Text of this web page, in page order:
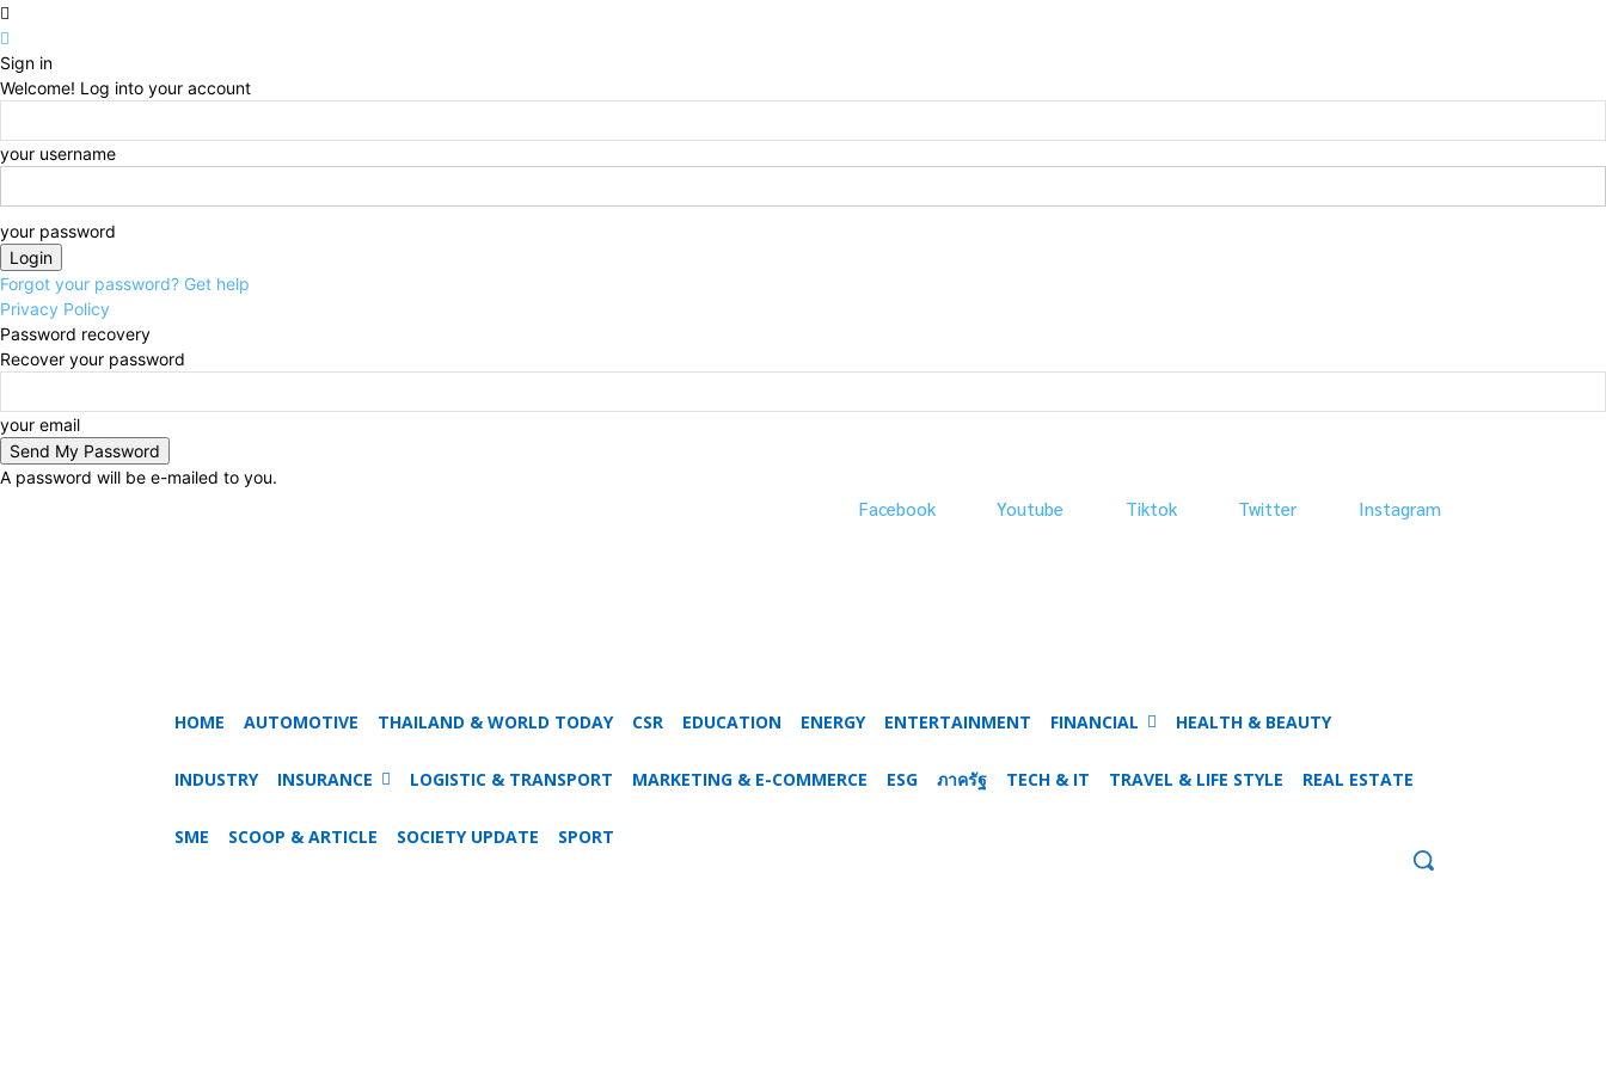
Sign in
Welcome! Log into your account
your username
your password
Forgot your password? Get help
Privacy Policy
Password recovery
Recover your password
your email
A password will be e-mailed to you.
Facebook Youtube Tiktok Twitter Instagram
HOME AUTOMOTIVE THAILAND & WORLD TODAY CSR EDUCATION ENERGY ENTERTAINMENT FINANCIAL HEALTH & BEAUTY
INDUSTRY INSURANCE LOGISTIC & TRANSPORT MARKETING & E-COMMERCE ESG ภาครัฐ TECH & IT TRAVEL & LIFE STYLE REAL ESTATE
SME SCOOP & ARTICLE SOCIETY UPDATE SPORT